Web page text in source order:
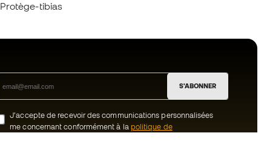
Protège-tibias
S'ABONNER
J’accepte de recevoir des communications personnalisées
me concernant conformément à la politique de